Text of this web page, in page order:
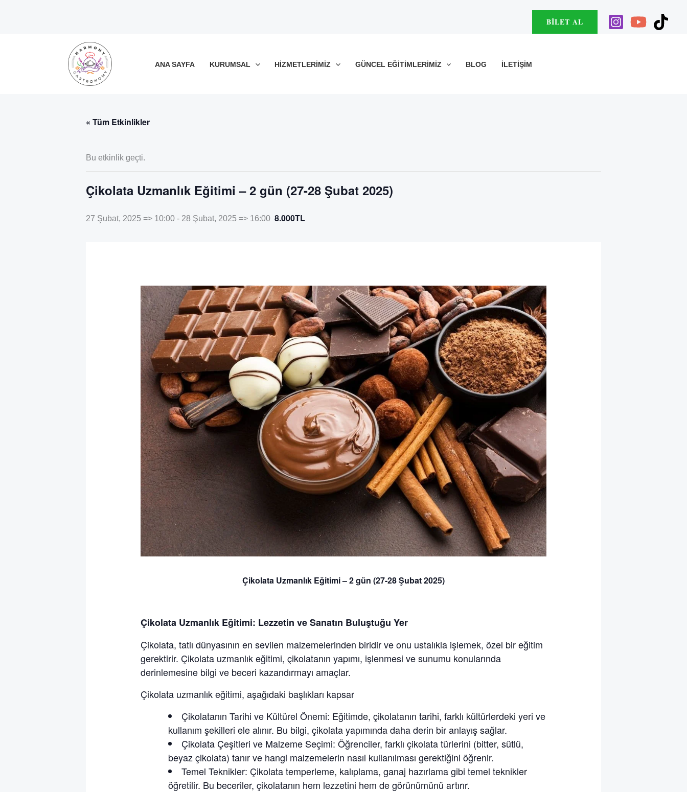
BILET AL
ANA SAYFA KURUMSAL HIZMETLERIMIZ GÜNCEL EĞITIMLERIMIZ BLOG İLETIŞIM
« Tüm Etkinlikler
Bu etkinlik geçti.
Çikolata Uzmanlık Eğitimi – 2 gün (27-28 Şubat 2025)
27 Şubat, 2025 => 10:00 - 28 Şubat, 2025 => 16:00 8.000TL
Çikolata Uzmanlık Eğitimi – 2 gün (27-28 Şubat 2025)
Çikolata Uzmanlık Eğitimi: Lezzetin ve Sanatın Buluştuğu Yer
Çikolata, tatlı dünyasının en sevilen malzemelerinden biridir ve onu ustalıkla işlemek, özel bir eğitim
gerektirir. Çikolata uzmanlık eğitimi, çikolatanın yapımı, işlenmesi ve sunumu konularında
derinlemesine bilgi ve beceri kazandırmayı amaçlar.
Çikolata uzmanlık eğitimi, aşağıdaki başlıkları kapsar
Çikolatanın Tarihi ve Kültürel Önemi: Eğitimde, çikolatanın tarihi, farklı kültürlerdeki yeri ve
kullanım şekilleri ele alınır. Bu bilgi, çikolata yapımında daha derin bir anlayış sağlar.
Çikolata Çeşitleri ve Malzeme Seçimi: Öğrenciler, farklı çikolata türlerini (bitter, sütlü,
beyaz çikolata) tanır ve hangi malzemelerin nasıl kullanılması gerektiğini öğrenir.
Temel Teknikler: Çikolata temperleme, kalıplama, ganaj hazırlama gibi temel teknikler
öğretilir. Bu beceriler, çikolatanın hem lezzetini hem de görünümünü artırır.